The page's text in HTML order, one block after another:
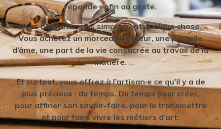
réponde enfin au geste.
Vous n’achetez pas simplement quelque chose.
Vous achetez un morceau de cœur, une parcelle
d’âme, une part de la vie consacrée au travail de la
matière.
Et surtout, vous offrez à l’artisan·e ce qu’il y a de
plus précieux : du temps. Du temps pour créer,
pour affiner son savoir-faire, pour le transmettre
et pour faire vivre les métiers d’art.